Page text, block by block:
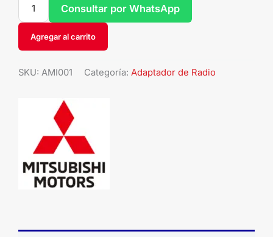
Agregar al carrito
Consultar por WhatsApp
SKU: AMI001 Categoría: Adaptador de Radio